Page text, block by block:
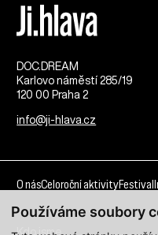
Používáme soubory
DOC.DREAM​
Karlovo náměstí 285/19
120 00 Praha 2
info@ji-hlava.cz
O násCeloroční aktivityFestival
Kdo jsme